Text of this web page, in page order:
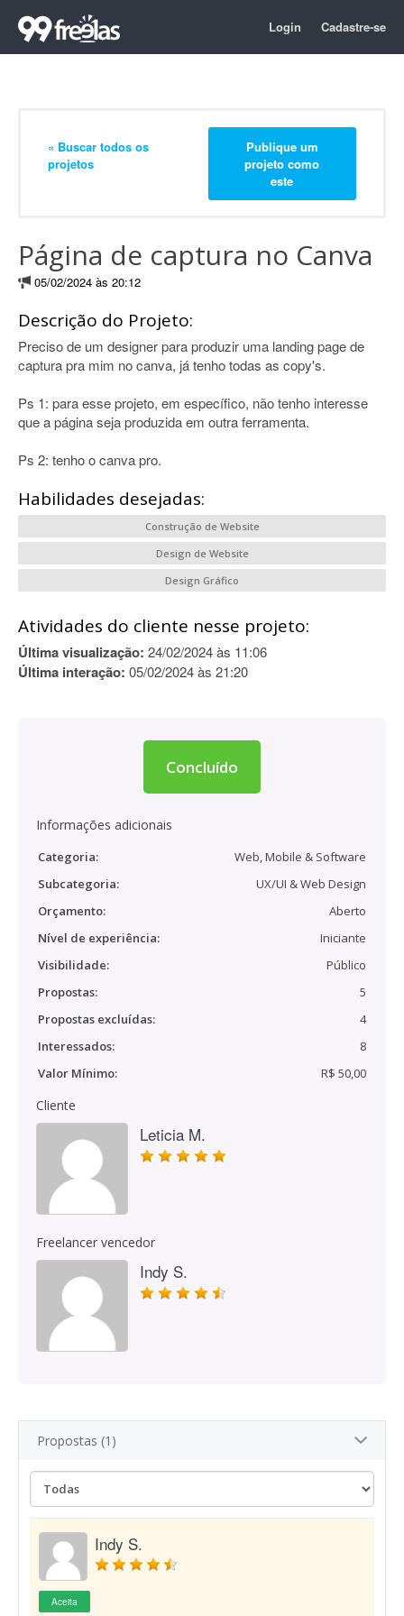
Login Cadastre-se
« Buscar todos os
projetos
Publique um
projeto como
este
Página de captura no Canva
05/02/2024 às 20:12
Descrição do Projeto:
Preciso de um designer para produzir uma landing page de
captura pra mim no canva, já tenho todas as copy's.
Ps 1: para esse projeto, em específico, não tenho interesse
que a página seja produzida em outra ferramenta.
Ps 2: tenho o canva pro.
Habilidades desejadas:
Construção de Website
Design de Website
Design Gráfico
Atividades do cliente nesse projeto:
Última visualização: 24/02/2024 às 11:06
Última interação: 05/02/2024 às 21:20
Concluído
Informações adicionais
Categoria:
Web, Mobile & Software
Subcategoria:
UX/UI & Web Design
Orçamento:
Aberto
Nível de experiência:
Iniciante
Visibilidade:
Público
Propostas:
5
Propostas excluídas:
4
Interessados:
8
Valor Mínimo:
R$ 50,00
Cliente
Leticia M.
Freelancer vencedor
Indy S.
Propostas (1)
Indy S.
Aceita